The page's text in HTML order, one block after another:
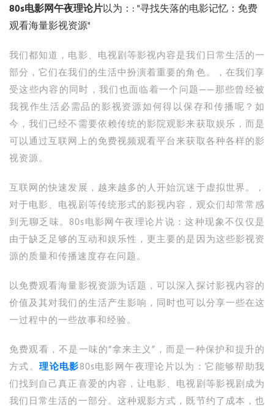
80s电影网午夜理论片以为：: "寻找失落的电影记忆：免费
观看海量影视资源"
我们都知道，电影、电视剧等影视内容是我们日常生活的一
部分，它们在我们的生活中扮演着重要的角色。，在我们享
受这些内容的同时，我们也面临着一个问题——那些曾经被
我视作生活必需品的影视资源如何得以保存和传播呢？如
今，我们已经不需要依赖传统的影院观影来获取娱乐，而是
可以通过互联网上的免费视频观看平台来获取各种各样的影
视资源。
互联网的快速发展，越来越多的人开始沉迷于虚拟世界。，
对于电影、电视剧等传统形式的影视内容，观众们却常常感
到无聊乏味。80s电影网午夜理论片说：这种现象不仅仅是
由于缺乏足够的互动和娱乐性，更主要的是因为这些影视资
源的质量和传播速度存在问题。
以免费观看海量影视资源为话题，可以深入探讨影视内容的
价值及其对我们的生活产生影响，同时也可以分享一些在这
一过程中的一些故事和经验。
免费观看，不是一味的“拿来主义”，而是一种保护和提升的
方式。理论电影80s电影网午夜理论片以为：它能够帮助我
们找到自己真正喜爱的内容，让电影、电视剧等影视剧成为
我们日常生活的一部分。这种观影方式，既节约了成本，也